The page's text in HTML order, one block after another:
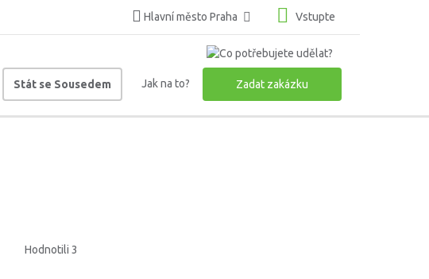
Hlavní město Praha Vstupte
Stát se Sousedem Jak na to? Zadat zakázku
Hodnotili 3